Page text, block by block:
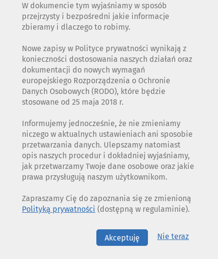
W dokumencie tym wyjaśniamy w sposób
przejrzysty i bezpośredni jakie informacje
zbieramy i dlaczego to robimy.
Nowe zapisy w Polityce prywatności wynikają z
konieczności dostosowania naszych działań oraz
dokumentacji do nowych wymagań
europejskiego Rozporządzenia o Ochronie
Danych Osobowych (RODO), które będzie
stosowane od 25 maja 2018 r.
Informujemy jednocześnie, że nie zmieniamy
niczego w aktualnych ustawieniach ani sposobie
przetwarzania danych. Ulepszamy natomiast
opis naszych procedur i dokładniej wyjaśniamy,
jak przetwarzamy Twoje dane osobowe oraz jakie
prawa przysługują naszym użytkownikom.
Zapraszamy Cię do zapoznania się ze zmienioną
Polityką prywatności (dostępną w regulaminie).
Akceptuję Nie teraz